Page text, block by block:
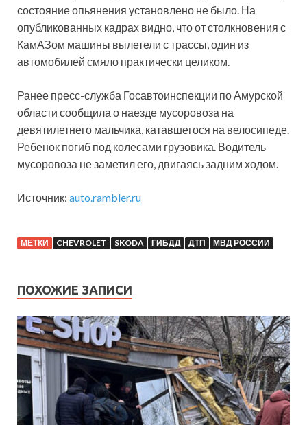
состояние опьянения установлено не было. На
опубликованных кадрах видно, что от столкновения с
КамАЗом машины вылетели с трассы, один из
автомобилей смяло практически целиком.
Ранее пресс-служба Госавтоинспекции по Амурской
области сообщила о наезде мусоровоза на
девятилетнего мальчика, катавшегося на велосипеде.
Ребенок погиб под колесами грузовика. Водитель
мусоровоза не заметил его, двигаясь задним ходом.
Источник: auto.rambler.ru
МЕТКИ CHEVROLET SKODA ГИБДД ДТП МВД РОССИИ
ПОХОЖИЕ ЗАПИСИ